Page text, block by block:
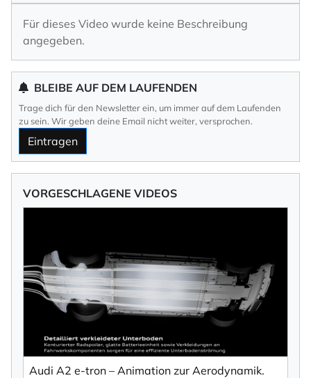
Für dieses Video wurde keine Beschreibung
angegeben.
BLEIBE AUF DEM LAUFENDEN
Trage dich für den Newsletter ein, um immer auf dem Laufenden
zu sein. Wir geben deine Email nicht weiter, versprochen.
Eintragen
VORGESCHLAGENE VIDEOS
Audi A2 e-tron – Animation zur Aerodynamik.